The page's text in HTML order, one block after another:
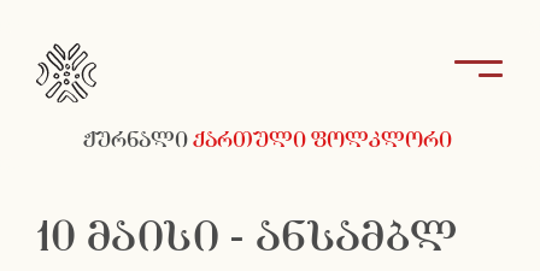
ჟურნალიქართული ფოლკლორი
10 მაისი - ანსამბლ